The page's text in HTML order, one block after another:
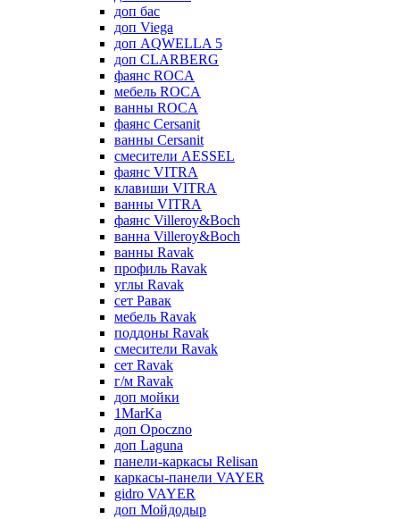
доп бас
доп Viega
доп AQWELLA 5
доп CLARBERG
фаянс ROCA
мебель ROCA
ванны ROCA
фаянс Cersanit
ванны Cersanit
смесители AESSEL
фаянс VITRA
клавиши VITRA
ванны VITRA
фаянс Villeroy&Boch
ванна Villeroy&Boch
ванны Ravak
профиль Ravak
углы Ravak
сет Равак
мебель Ravak
поддоны Ravak
смесители Ravak
сет Ravak
г/м Ravak
доп мойки
1MarKa
доп Opoczno
доп Laguna
панели-каркасы Relisan
каркасы-панели VAYER
gidro VAYER
доп Мойдодыр